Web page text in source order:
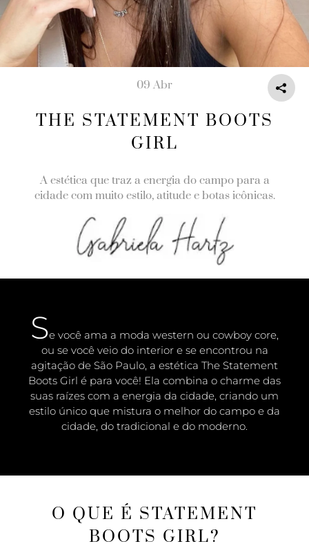
THE STATEMENT BOOTS
GIRL
09 Abr
A estética que traz a energia do campo para a
cidade com muito estilo, atitude e botas icônicas.
Se você ama a moda western ou cowboy core,
ou se você veio do interior e se encontrou na
agitação de São Paulo, a estética The Statement
Boots Girl é para você! Ela combina o charme das
suas raízes com a energia da cidade, criando um
estilo único que mistura o melhor do campo e da
cidade, do tradicional e do moderno.
O QUE É STATEMENT
BOOTS GIRL?